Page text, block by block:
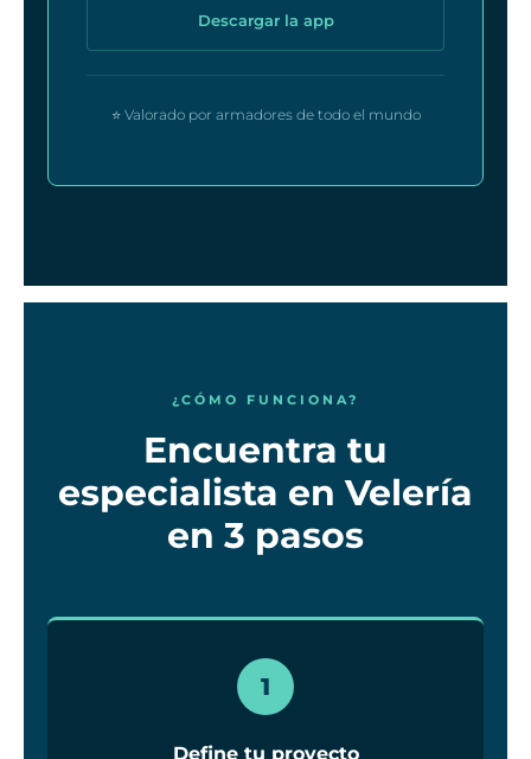
Descargar la app
⭐ Valorado por armadores de todo el mundo
¿CÓMO FUNCIONA?
Encuentra tu
especialista en Velería
en 3 pasos
1
Define tu proyecto